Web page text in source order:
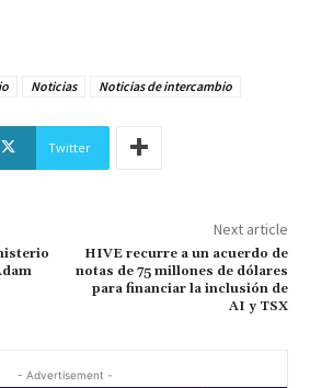
Noticias Noticias de intercambio
Twitter
Next article
HIVE recurre a un acuerdo de
notas de 75 millones de dólares
para financiar la inclusión de
AI y TSX
- Advertisement -